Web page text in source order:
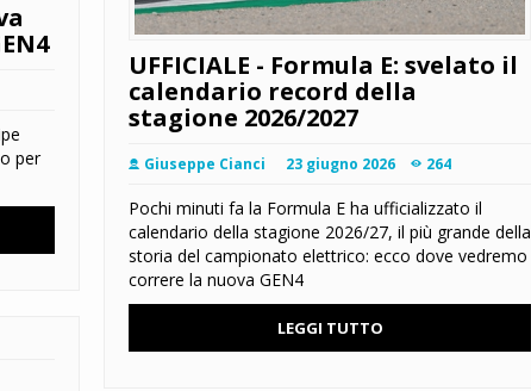
per
UFFICIALE - Formula E: svelato il
calendario record della
stagione 2026/2027
Giuseppe Cianci 23 giugno 2026 264
Pochi minuti fa la Formula E ha ufficializzato il
calendario della stagione 2026/27, il più grande della
storia del campionato elettrico: ecco dove vedremo
correre la nuova GEN4
LEGGI TUTTO